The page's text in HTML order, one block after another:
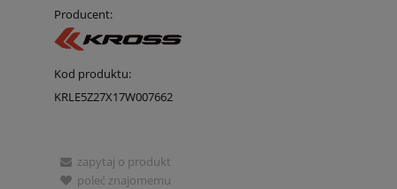
Producent:
Kod produktu:
KRLE5Z27X17W007662
zapytaj o produkt
poleć znajomemu